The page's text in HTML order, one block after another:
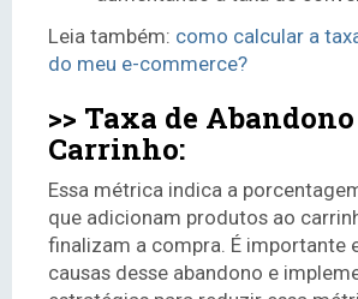
Leia também: como calcular a
do meu e-commerce?
>> Taxa de
Carrinho:
Essa métrica indica a
que adicionam produtos ao
finalizam a compra. É importante
causas desse abandono e